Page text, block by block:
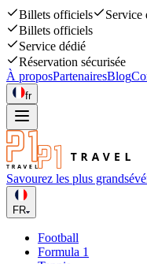
Billets officiels Service
Billets officiels
Service dédié
Réservation sécurisée
À proposPartenairesBlog
fr
Savourez les plus grands
FR
Football
Formula 1